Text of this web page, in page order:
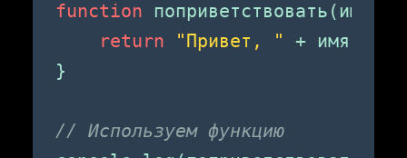
function поприветствовать(имя) {
return
"Привет, " + имя +
}
// Используем функцию